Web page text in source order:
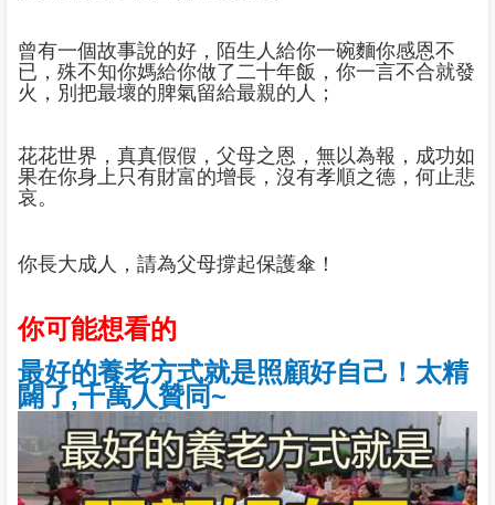
曾有一個故事說的好，陌生人給你一碗麵你感恩不
已，殊不知你媽給你做了二十年飯，你一言不合就發
火，別把最壞的脾氣留給最親的人；
花花世界，真真假假，父母之恩，無以為報，成功如
果在你身上只有財富的增長，沒有孝順之德，何止悲
哀。
你長大成人，請為父母撐起保護傘！
你可能想看的
最好的養老方式就是照顧好自己！太精
闢了,千萬人贊同~